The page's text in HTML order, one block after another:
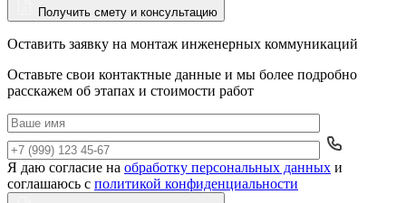
Получить смету и консультацию
Оставить заявку на монтаж инженерных коммуникаций
Оставьте свои контактные данные и мы более подробно
расскажем об этапах и стоимости работ
Да
Я даю согласие на обработку персональных данных и
соглашаюсь с политикой конфиденциальности